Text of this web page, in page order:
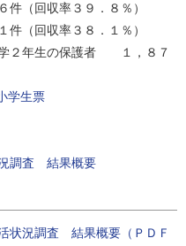
（回収率３９．８％）
率３８．１％）
生の保護者 １，８７
学生票
調査 結果概要
状況調査 結果概要（ＰＤＦ